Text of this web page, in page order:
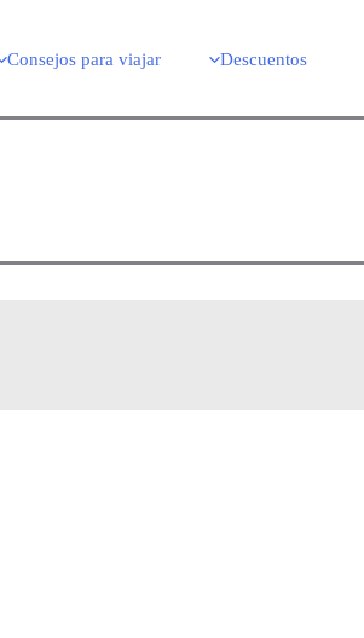
Consejos para viajar Descuentos